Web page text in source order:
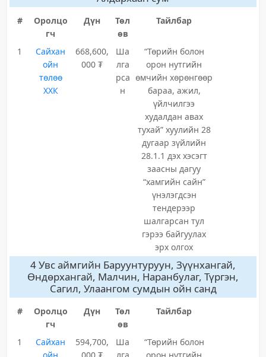
#
Оролцо
гч
Дүн
Төл
өв
Тайлбар
1
Сайхан
ойн
төлөө
ХХК
668,600,
000 ₮
Ша
лга
рса
н
“Төрийн болон
орон нутгийн
өмчийн хөрөнгөөр
бараа, ажил,
үйлчилгээ
худалдан авах
тухай” хуулийн 28
дугаар зүйлийн
28.1.1 дэх хэсэгт
заасны дагуу
“хамгийн сайн”
үнэлэгдсэн
тендерээр
шалгарсан тул
гэрээ байгуулах
эрх олгох
4 Увс аймгийн Баруунтуруун, Зүүнхангай,
Өндөрхангай, Малчин, Наранбулаг, Түргэн,
Сагил, Улаангом сумдын ойн санд
#
Оролцо
гч
Дүн
Төл
өв
Тайлбар
1
Сайхан
594,700,
Ша
“Төрийн болон